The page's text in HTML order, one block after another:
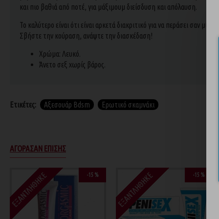
και πιο βαθιά από ποτέ, για μάξιμουμ διείσδυση και απόλαυση.
Το καλύτερο είναι ότι είναι αρκετά διακριτικό για να περάσει σαν
Σβήστε την κούραση, ανάψτε την διασκέδαση!
Χρώμα: Λευκό.
Άνετο σεξ χωρίς βάρος.
Ετικέτες: Αξεσουάρ Bdsm Ερωτικό σκαμνάκι
ΑΓΌΡΑΣΑΝ ΕΠΊΣΗΣ
-15 %
ΕΞΑΝΤΛΉΘΗΚΕ -15 %
ΕΞΑΝΤΛΉΘΗΚΕ
-10 % -10 %